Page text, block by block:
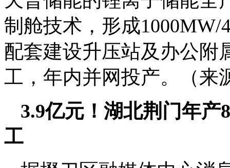
制舱技术，形成
配套建设升压站及办公附
工，年内并网投产。（来
3.9亿元！湖北荆门年
工